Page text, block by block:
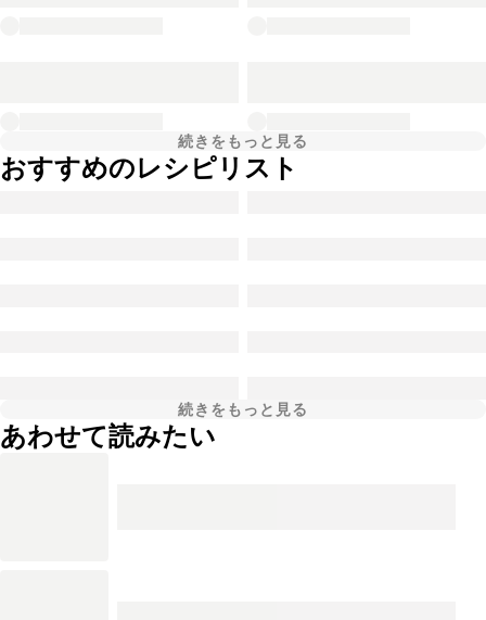
続きをもっと見る
おすすめのレシピリスト
続きをもっと見る
あわせて読みたい